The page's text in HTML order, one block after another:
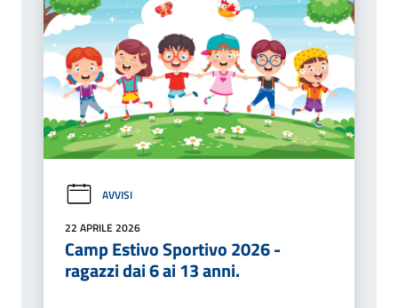
AVVISI
22 APRILE 2026
Camp Estivo Sportivo 2026 -
ragazzi dai 6 ai 13 anni.